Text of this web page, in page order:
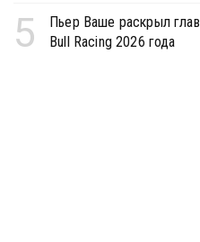
5
Пьер Ваше раскрыл
Bull Racing 2026 года